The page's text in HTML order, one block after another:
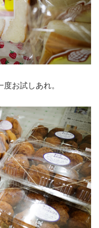
お試しあれ。